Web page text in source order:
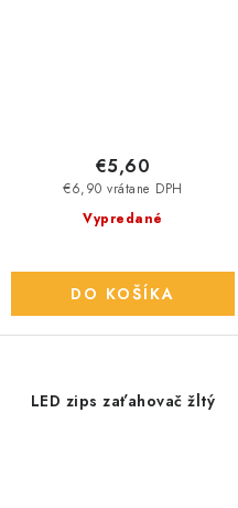
Vypredané
€6,90 vrátane DPH
€5,60
DO KOŠÍKA
LED zips zaťahovač žltý